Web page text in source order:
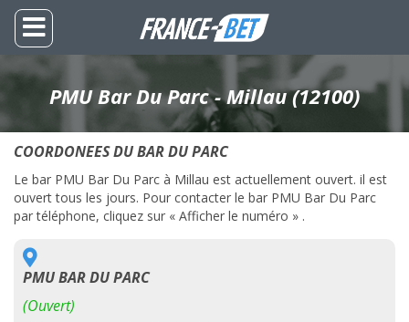
PMU Bar Du Parc - Millau (12100)
COORDONEES DU BAR DU PARC
Le bar PMU Bar Du Parc à Millau est actuellement ouvert. il est
ouvert tous les jours. Pour contacter le bar PMU Bar Du Parc
par téléphone, cliquez sur « Afficher le numéro » .
PMU BAR DU PARC
(Ouvert)